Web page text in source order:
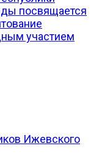
посвящается
участием
Ижевского